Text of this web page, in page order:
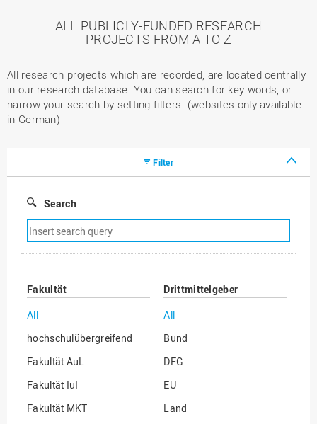
ALL PUBLICLY-FUNDED RESEARCH
PROJECTS FROM A TO Z
All research projects which are recorded, are located centrally
in our research database. You can search for key words, or
narrow your search by setting filters. (websites only available
in German)
Filter
Search
Remove
search
filter
Fakultät
All
hochschulübergreifend
Fakultät AuL
Fakultät IuI
Fakultät MKT
Drittmittelgeber
All
Bund
DFG
EU
Land